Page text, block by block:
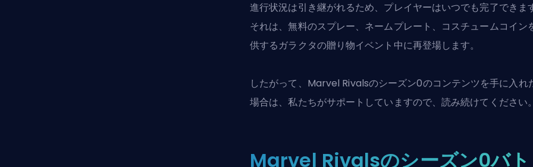
進行状況は引き継がれるため、プレイヤーはいつでも完了できま
それは、無料のスプレー、ネームプレート、コスチュームコイン
供するガラクタの贈り物イベント中に再登場します。
したがって、 Marvel Rivalsのシーズン0のコンテンツを手に入れ
場合は、私たちがサポートしていますので、読み続けてください。
Marvel Rivalsのシーズン0バト